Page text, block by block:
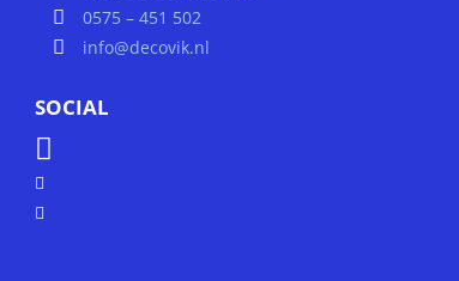
0575 – 451 502
info@decovik.nl
SOCIAL